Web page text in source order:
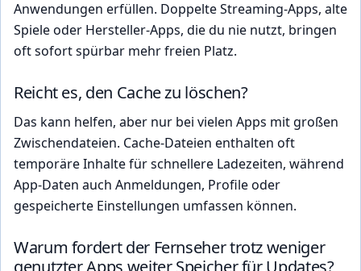
Anwendungen erfüllen. Doppelte Streaming-Apps, alte
Spiele oder Hersteller-Apps, die du nie nutzt, bringen
oft sofort spürbar mehr freien Platz.
Reicht es, den Cache zu löschen?
Das kann helfen, aber nur bei vielen Apps mit großen
Zwischendateien. Cache-Dateien enthalten oft
temporäre Inhalte für schnellere Ladezeiten, während
App-Daten auch Anmeldungen, Profile oder
gespeicherte Einstellungen umfassen können.
Warum fordert der Fernseher trotz weniger
genutzter Apps weiter Speicher für Updates?